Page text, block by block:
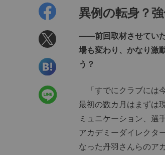
異例の転身？
――前回取材させてい
場も変わり、かなり激
う？
「すでにクラブには
最初の数カ月はまずは
ミュニケーション、選
アカデミーダイレクタ
なった丹羽さんらのア